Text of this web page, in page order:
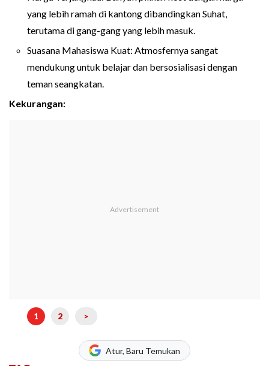
yang lebih ramah di kantong dibandingkan Suhat,
terutama di gang-gang yang lebih masuk.
Suasana Mahasiswa Kuat: Atmosfernya sangat
mendukung untuk belajar dan bersosialisasi dengan
teman seangkatan.
Kekurangan:
1 2 >
Atur, Baru Temukan